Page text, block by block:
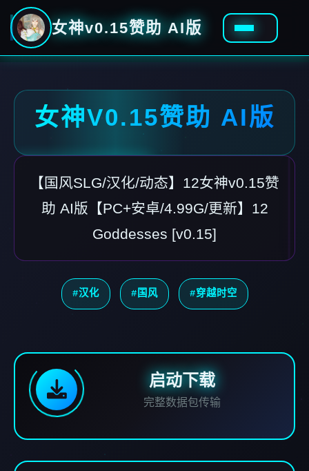
女神v0.15赞助 AI版
女神V0.15赞助 AI版
【国风SLG/汉化/动态】12女神v0.15赞
助 AI版【PC+安卓/4.99G/更新】12
Goddesses [v0.15]
#汉化 #国风 #穿越时空
启动下载
完整数据包传输